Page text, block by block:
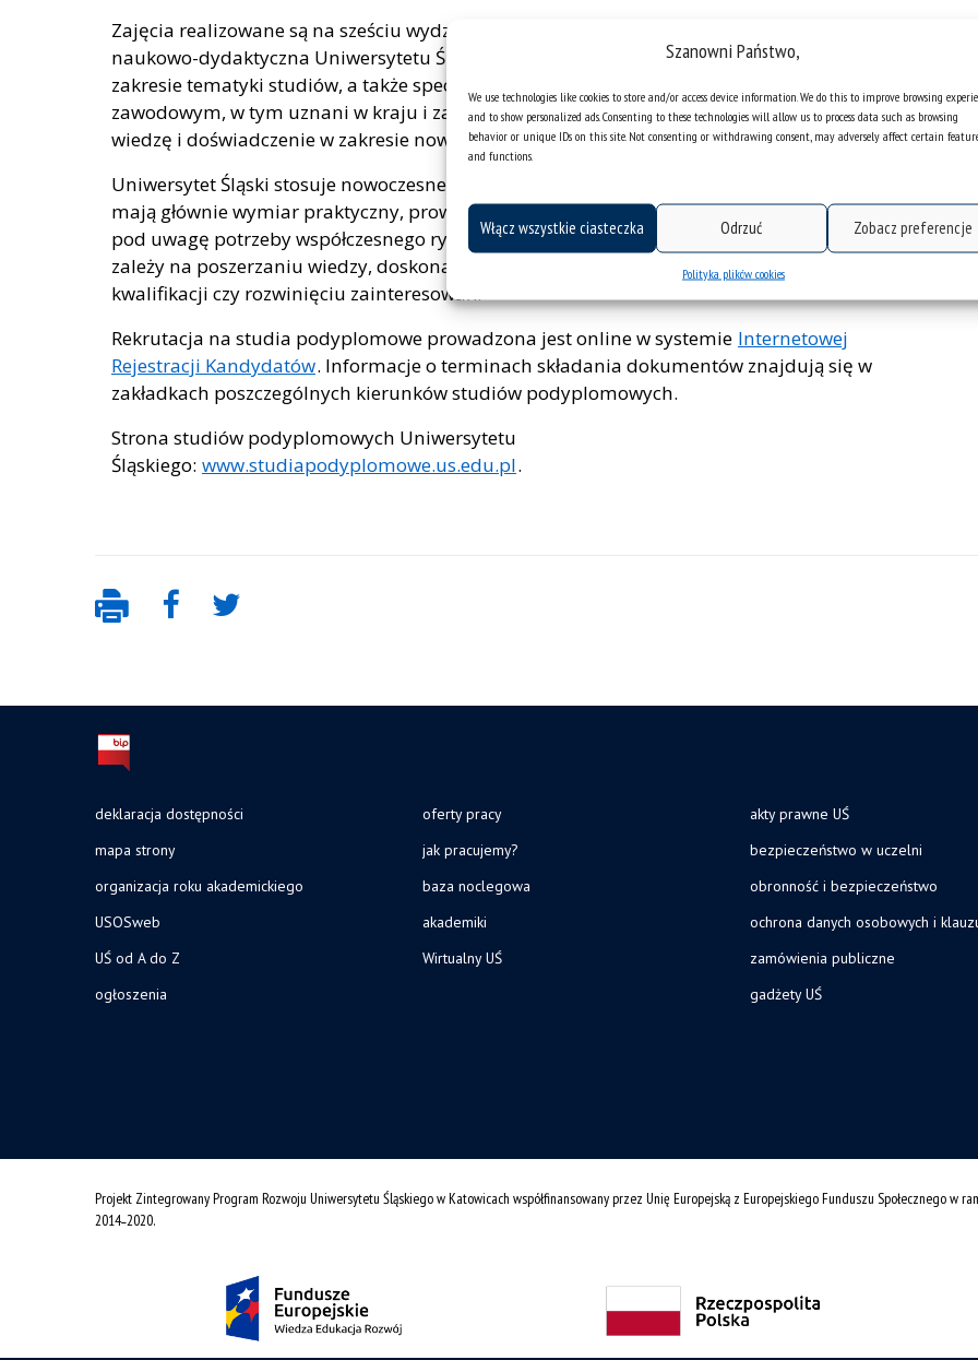
Szanowni Państwo,
We use technologies like cookies to store and/or access device information. We do this to improve browsing
and to show personalized ads. Consenting to these technologies will allow us to process data such as browsing
behavior or unique IDs on this site. Not consenting or withdrawing consent, may adversely affect certain
and functions.
Włącz wszystkie ciasteczka Odrzuć Zobacz preferencje
Polityka plików cookies
Zajęcia realizowane są na sześciu wydziałach, prowadzi je wysoko wykwalifikowana kadra
naukowo-dydaktyczna Uniwersytetu Śląskiego i innych uczelni, autorzy licznych publikacji w
zakresie tematyki studiów, a także specjaliści i praktycy z ogromnym doświadczeniem
zawodowym, w tym uznani w kraju i za granicą dyplomowani eksperci, posiadających także
wiedzę i doświadczenie w zakresie nowoczesnej dydaktyki akademickiej.
Uniwersytet Śląski stosuje nowoczesne programy i metody nauczania, zajęcia i warsztaty
mają głównie wymiar praktyczny, prowadzący w trakcie przygotowywania programów biorą
pod uwagę potrzeby współczesnego rynku pracy oraz oczekiwania kandydatów, którym
zależy na poszerzaniu wiedzy, doskonaleniu umiejętności zawodowych, zyskaniu nowych
kwalifikacji czy rozwinięciu zainteresowań.
Rekrutacja na studia podyplomowe prowadzona jest online w systemie Internetowej
Rejestracji Kandydatów. Informacje o terminach składania dokumentów znajdują się w
zakładkach poszczególnych kierunków studiów podyplomowych.
Strona studiów podyplomowych Uniwersytetu
Śląskiego: www.studiapodyplomowe.us.edu.pl.
deklaracja dostępności
mapa strony
organizacja roku akademickiego
USOSweb
UŚ od A do Z
ogłoszenia
oferty pracy
jak pracujemy?
baza noclegowa
akademiki
Wirtualny UŚ
akty prawne UŚ
bezpieczeństwo w uczelni
obronność i bezpieczeństwo
ochrona danych osobowych i
zamówienia publiczne
gadżety UŚ
Projekt Zintegrowany Program Rozwoju Uniwersytetu Śląskiego w Katowicach współfinansowany przez Unię Europejską z Europejskiego Funduszu Społecznego w
2014˗2020.